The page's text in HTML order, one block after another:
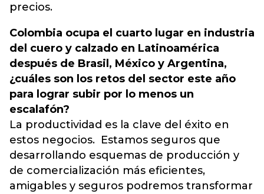
precios.
Colombia ocupa el cuarto lugar en industria
del cuero y calzado en Latinoamérica
después de Brasil, México y Argentina,
¿cuáles son los retos del sector este año
para lograr subir por lo menos un
escalafón?
La productividad es la clave del éxito en
estos negocios. Estamos seguros que
desarrollando esquemas de producción y
de comercialización más eficientes,
amigables y seguros podremos transformar